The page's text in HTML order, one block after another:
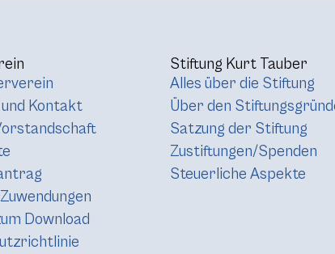
Kontakt
Download
Stiftung Kurt Tauber
Alles über die Stiftung
Über den
Satzung der Stiftung
Zustiftungen/Spenden
Steuerliche Aspekte